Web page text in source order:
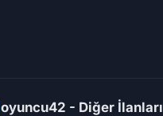
oyuncu42 - Diğer İlanları